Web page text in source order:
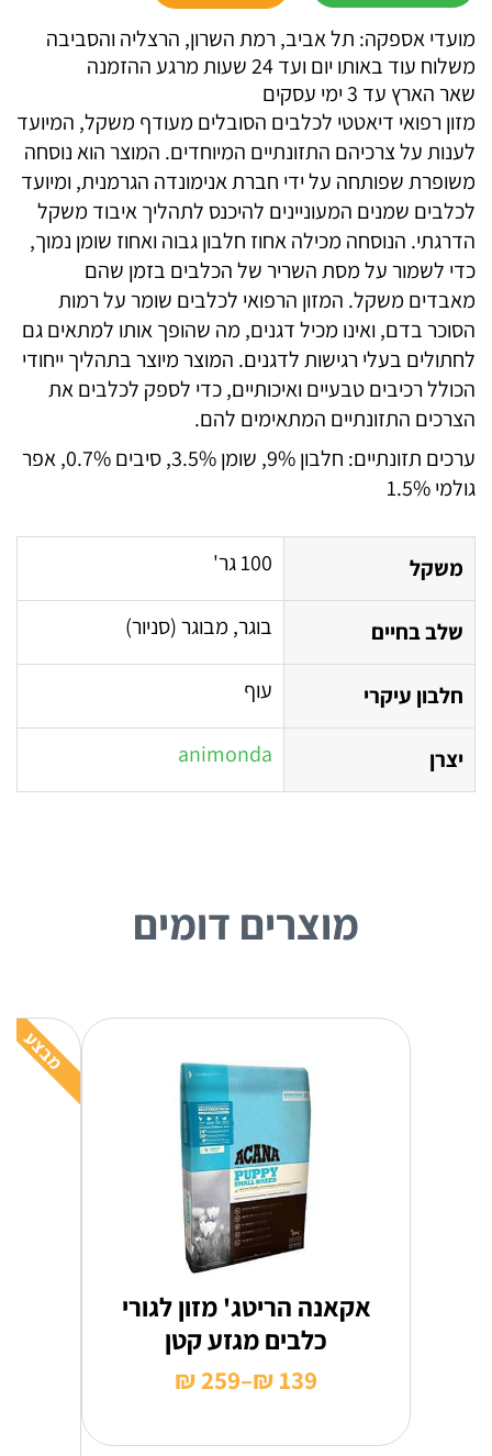
לכלב
עוף
מועדי אספקה: תל אביב, רמת השרון, הרצליה והסביבה
משלוח עוד באותו יום ועד 24 שעות מרגע ההזמנה
שאר הארץ עד 3 ימי עסקים
מזון רפואי דיאטטי לכלבים הסובלים מעודף משקל, המיועד
לענות על צרכיהם התזונתיים המיוחדים. המוצר הוא נוסחה
משופרת שפותחה על ידי חברת אנימונדה הגרמנית, ומיועד
לכלבים שמנים המעוניינים להיכנס לתהליך איבוד משקל
הדרגתי. הנוסחה מכילה אחוז חלבון גבוה ואחוז שומן נמוך,
כדי לשמור על מסת השריר של הכלבים בזמן שהם
מאבדים משקל. המזון הרפואי לכלבים שומר על רמות
הסוכר בדם, ואינו מכיל דגנים, מה שהופך אותו למתאים גם
לחתולים בעלי רגישות לדגנים. המוצר מיוצר בתהליך ייחודי
הכולל רכיבים טבעיים ואיכותיים, כדי לספק לכלבים את
הצרכים התזונתיים המתאימים להם.
ערכים תזונתיים: חלבון 9%, שומן 3.5%, סיבים 0.7%, אפר
גולמי 1.5%
משקל 100 גר'
שלב בחיים בוגר, מבוגר (סניור)
חלבון עיקרי עוף
יצרן animonda
מוצרים דומים
אקאנה הריטג' מזון לגורי
כלבים מגזע קטן
₪ 139
–
₪259
טווח
מבצע